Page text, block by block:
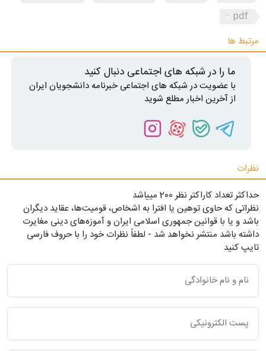
pdf
مرتبط ها
ما را در شبکه های اجتماعی دنبال کنید
با عضویت در شبکه های اجتماعی خبرنامه دانشجویان ایران
از آخرین اخبار مطلع شوید
نظرات
حداکثر تعداد کاراکتر نظر 200 ميياشد
نظراتی که حاوی توهین یا افترا به اشخاص، قومیت‌ها، عقاید دیگران
باشد و یا با قوانین جمهوری اسلامی ایران و آموزه‌های دینی مغایرت
داشته باشد منتشر نخواهد شد - لطفاً نظرات خود را با حروف فارسی
تایپ کنید